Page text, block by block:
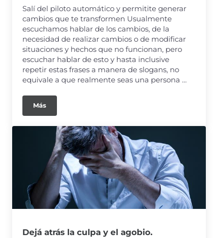
Salí del piloto automático y permitite generar
cambios que te transformen Usualmente
escuchamos hablar de los cambios, de la
necesidad de realizar cambios o de modificar
situaciones y hechos que no funcionan, pero
escuchar hablar de esto y hasta inclusive
repetir estas frases a manera de slogans, no
equivale a que realmente seas una persona …
Más
Dejá atrás la culpa y el agobio.